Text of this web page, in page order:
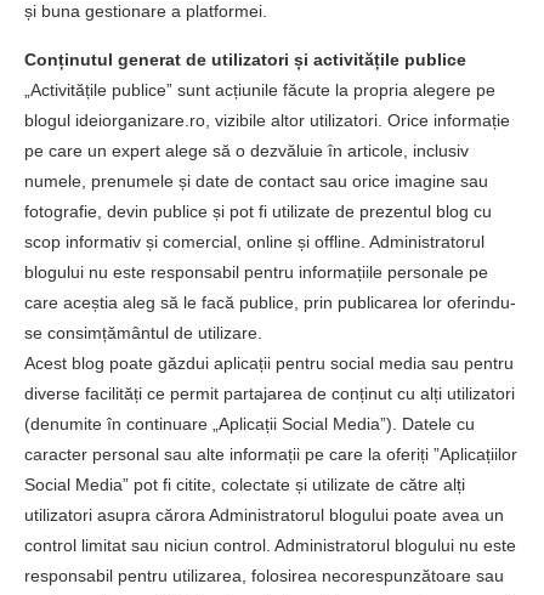
și buna gestionare a platformei.
Conținutul generat de utilizatori și activitățile publice
„Activitățile publice” sunt acțiunile făcute la propria alegere pe
blogul ideiorganizare.ro, vizibile altor utilizatori. Orice informație
pe care un expert alege să o dezvăluie în articole, inclusiv
numele, prenumele și date de contact sau orice imagine sau
fotografie, devin publice și pot fi utilizate de prezentul blog cu
scop informativ și comercial, online și offline. Administratorul
blogului nu este responsabil pentru informațiile personale pe
care aceștia aleg să le facă publice, prin publicarea lor oferindu-
se consimțământul de utilizare.
Acest blog poate găzdui aplicații pentru social media sau pentru
diverse facilități ce permit partajarea de conținut cu alți utilizatori
(denumite în continuare „Aplicații Social Media”). Datele cu
caracter personal sau alte informații pe care la oferiți ”Aplicațiilor
Social Media” pot fi citite, colectate și utilizate de către alți
utilizatori asupra cărora Administratorul blogului poate avea un
control limitat sau niciun control. Administratorul blogului nu este
responsabil pentru utilizarea, folosirea necorespunzătoare sau